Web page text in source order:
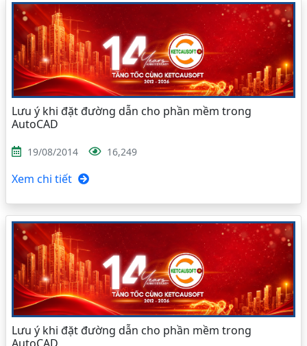
Lưu ý khi đặt đường dẫn cho phần mềm trong
AutoCAD
19/08/2014 16,249
Xem chi tiết
Lưu ý khi đặt đường dẫn cho phần mềm trong